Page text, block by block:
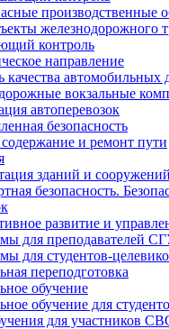
производственные
железнодорожного
контроль
направление
качества автомобильных
вокзальные
автоперевозок
безопасность
и ремонт пути
зданий и сооружений
безопасность.
развитие и
для преподавателей
для студентов-
переподготовка
обучение
обучение для
для участников